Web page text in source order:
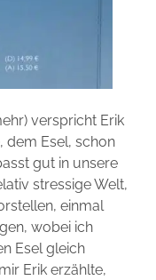
verspricht Erik
dem Esel, schon
gut in unsere
stressige Welt,
einmal
wobei ich
Esel gleich
Erik erzählte,